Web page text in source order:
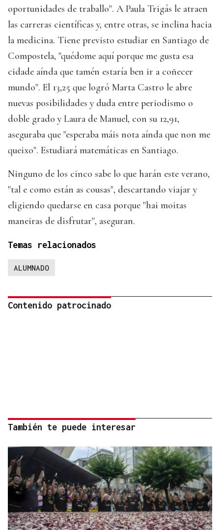
oportunidades de traballo". A Paula Trigás le atraen
las carreras científicas y, entre otras, se inclina hacia
la medicina. Tiene previsto estudiar en Santiago de
Compostela, "quédome aquí porque me gusta esa
cidade aínda que tamén estaría ben ir a coñecer
mundo". El 13,25 que logró Marta Castro le abre
nuevas posibilidades y duda entre periodismo o
doble grado y Laura de Manuel, con su 12,91,
aseguraba que "esperaba máis nota aínda que non me
queixo". Estudiará matemáticas en Santiago.
Ninguno de los cinco sabe lo que harán este verano,
"tal e como están as cousas", descartando viajar y
eligiendo quedarse en casa porque "hai moitas
maneiras de disfrutar", aseguran.
Temas relacionados
ALUMNADO
Contenido patrocinado
También te puede interesar